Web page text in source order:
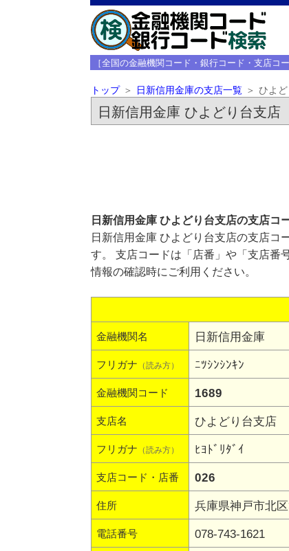
［全国の金融機関コード・銀行コード・支店コ
トップ 日新信用金庫の支店一覧 ひよ
日新信用金庫 ひよどり台支店
日新信用金庫 ひよどり台支店の支店コ
日新信用金庫 ひよどり台支店の支店コ
す。 支店コードは「店番」や「支店番
情報の確認時にご利用ください。
金融機関名 日新信用金庫
フリガナ （読み方） ﾆﾂｼﾝｼﾝｷﾝ
金融機関コード 1689
支店名 ひよどり台支店
フリガナ （読み方） ﾋﾖﾄﾞﾘﾀﾞｲ
支店コード・店番 026
住所 兵庫県神戸市北
電話番号 078-743-1621